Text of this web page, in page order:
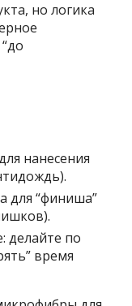
но логика
нанесения
для “финиша”
делайте по
время